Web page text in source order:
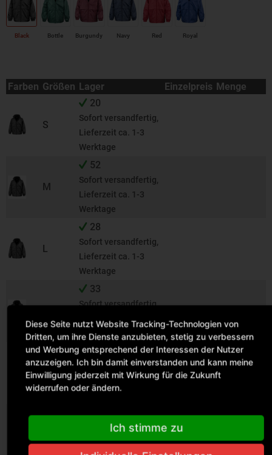
Black Bottle Burgundy Navy Red Royal
Farben Größen Lager Einzelpreis Menge
S
20
Sofort versandfertig,
Lieferzeit ca. 1-3
Werktage
M
52
Sofort versandfertig,
Lieferzeit ca. 1-3
Werktage
L
28
Sofort versandfertig,
Lieferzeit ca. 1-3
Werktage
33
Sofort versandfertig,
Lieferzeit ca. 1-3
Werktage
XXL
4
Sofort versandfertig,
Lieferzeit ca. 1-3
19
Sofort versandfertig,
Lieferzeit ca. 1-3
Diese Seite nutzt Website Tracking-Technologien von
Dritten, um ihre Dienste anzubieten, stetig zu verbessern
und Werbung entsprechend der Interessen der Nutzer
anzuzeigen. Ich bin damit einverstanden und kann meine
Einwilligung jederzeit mit Wirkung für die Zukunft
widerrufen oder ändern.
Ich stimme zu